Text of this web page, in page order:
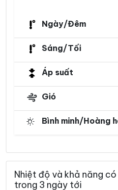
Ngày/Đêm
Sáng/Tối
Áp suất
Gió
Bình minh/Hoàng
Nhiệt độ và khả năng
trong 3 ngày tới